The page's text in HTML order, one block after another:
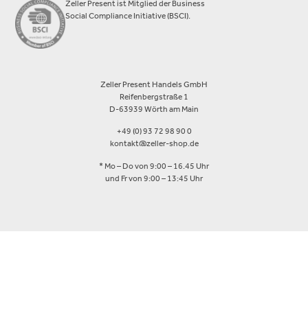
Zeller Present ist Mitglied der Business
Social Compliance Initiative (BSCI).
Zeller Present Handels GmbH
Reifenbergstraße 1
D-63939 Wörth am Main
+49 (0) 93 72 98 90 0
kontakt@zeller-shop.de
* Mo – Do von 9:00 – 16.45 Uhr
und Fr von 9:00 – 13:45 Uhr